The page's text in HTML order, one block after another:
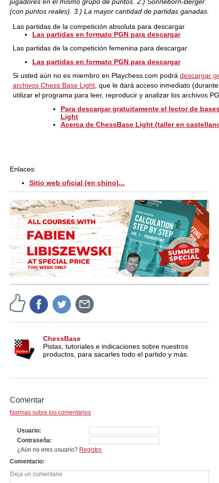
jugadores en el mismo grupo de puntos. 2.) Sonneborn-Berger
(con puntos reales). 3.) La mayor cantidad de partidas ganadas.
Las partidas de la competición absoluta para descargar
Las partidas en formato PGN para descargar
Las partidas de la competición femenina para descargar
Las partidas en formato PGN para descargar
Si usted aún no es miembro en Playchess.com podrá descargar
archivos Chess Base Light, que le dará acceso inmediato
utilizar el programa para leer, reproducir y analizar los archivos
Para descargar gratuitamente el lector de
Light
Acerca de ChessBase Light (taller en
Enlaces:
Sitio web oficial (en chino)...
ChessBase
Pistas, tutoriales e indicaciones sobre nuestros
productos, para sacarles todo el partido y más.
Comentar
Normas sobre los comentarios
Usuario
Contraseña
¿Aún no eres usuario? Registro
Comentario